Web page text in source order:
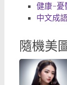
健康-憂
中文成
隨機美